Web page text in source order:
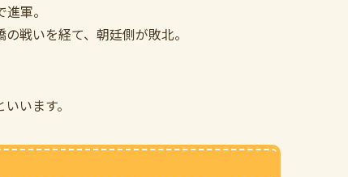
軍。
戦いを経て、朝廷側が敗北。
います。